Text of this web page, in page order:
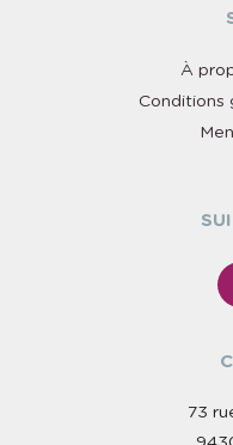
À
Conditions
73